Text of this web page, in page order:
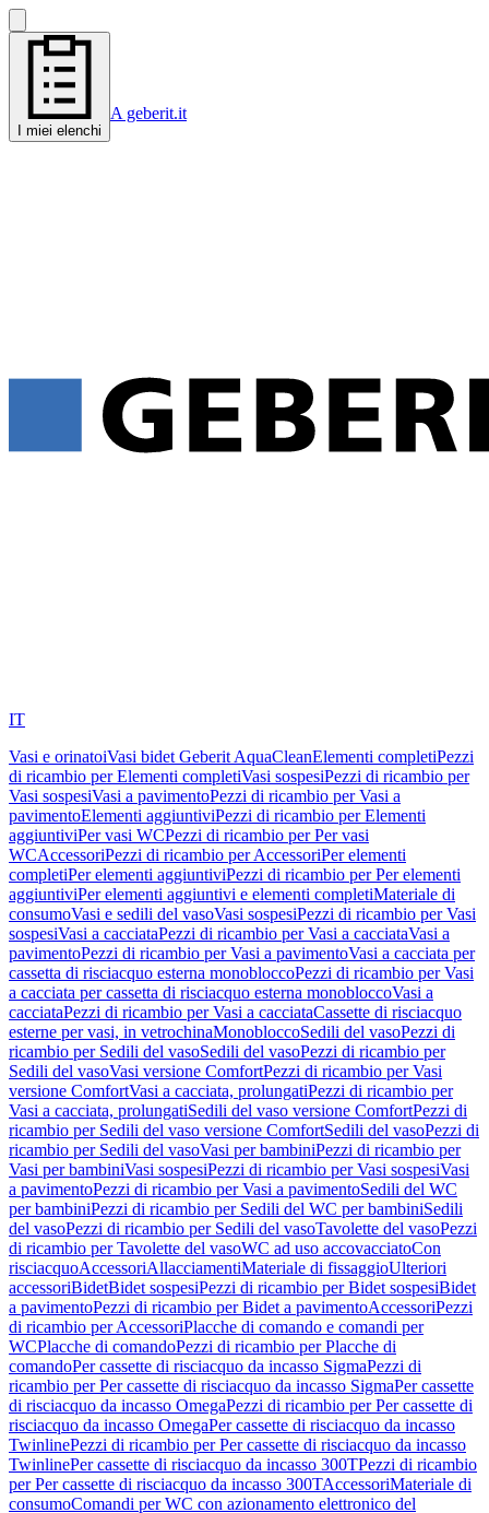
I miei elenchi
A geberit.it
IT
Vasi e orinatoiVasi bidet Geberit AquaCleanElementi completiPezzi
di ricambio per Elementi completiVasi sospesiPezzi di ricambio per
Vasi sospesiVasi a pavimentoPezzi di ricambio per Vasi a
pavimentoElementi aggiuntiviPezzi di ricambio per Elementi
aggiuntiviPer vasi WCPezzi di ricambio per Per vasi
WCAccessoriPezzi di ricambio per AccessoriPer elementi
completiPer elementi aggiuntiviPezzi di ricambio per Per elementi
aggiuntiviPer elementi aggiuntivi e elementi completiMateriale di
consumoVasi e sedili del vasoVasi sospesiPezzi di ricambio per Vasi
sospesiVasi a cacciataPezzi di ricambio per Vasi a cacciataVasi a
pavimentoPezzi di ricambio per Vasi a pavimentoVasi a cacciata per
cassetta di risciacquo esterna monobloccoPezzi di ricambio per Vasi
a cacciata per cassetta di risciacquo esterna monobloccoVasi a
cacciataPezzi di ricambio per Vasi a cacciataCassette di risciacquo
esterne per vasi, in vetrochinaMonobloccoSedili del vasoPezzi di
ricambio per Sedili del vasoSedili del vasoPezzi di ricambio per
Sedili del vasoVasi versione ComfortPezzi di ricambio per Vasi
versione ComfortVasi a cacciata, prolungatiPezzi di ricambio per
Vasi a cacciata, prolungatiSedili del vaso versione ComfortPezzi di
ricambio per Sedili del vaso versione ComfortSedili del vasoPezzi di
ricambio per Sedili del vasoVasi per bambiniPezzi di ricambio per
Vasi per bambiniVasi sospesiPezzi di ricambio per Vasi sospesiVasi
a pavimentoPezzi di ricambio per Vasi a pavimentoSedili del WC
per bambiniPezzi di ricambio per Sedili del WC per bambiniSedili
del vasoPezzi di ricambio per Sedili del vasoTavolette del vasoPezzi
di ricambio per Tavolette del vasoWC ad uso accovacciatoCon
risciacquoAccessoriAllacciamentiMateriale di fissaggioUlteriori
accessoriBidetBidet sospesiPezzi di ricambio per Bidet sospesiBidet
a pavimentoPezzi di ricambio per Bidet a pavimentoAccessoriPezzi
di ricambio per AccessoriPlacche di comando e comandi per
WCPlacche di comandoPezzi di ricambio per Placche di
comandoPer cassette di risciacquo da incasso SigmaPezzi di
ricambio per Per cassette di risciacquo da incasso SigmaPer cassette
di risciacquo da incasso OmegaPezzi di ricambio per Per cassette di
risciacquo da incasso OmegaPer cassette di risciacquo da incasso
TwinlinePezzi di ricambio per Per cassette di risciacquo da incasso
TwinlinePer cassette di risciacquo da incasso 300TPezzi di ricambio
per Per cassette di risciacquo da incasso 300TAccessoriMateriale di
consumoComandi per WC con azionamento elettronico del